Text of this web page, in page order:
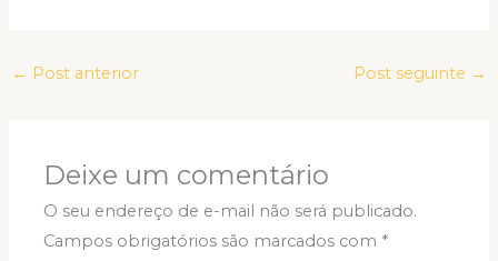
← Post anterior Post seguinte →
Deixe um comentário
O seu endereço de e-mail não será publicado.
Campos obrigatórios são marcados com *